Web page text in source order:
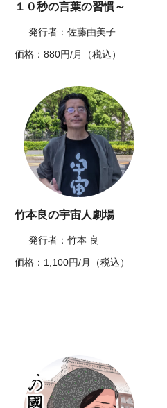
１０秒の言葉の習慣～
発行者：佐藤由美子
価格：880円/月（税込）
竹本良の宇宙人劇場
発行者：竹本 良
価格：1,100円/月（税込）